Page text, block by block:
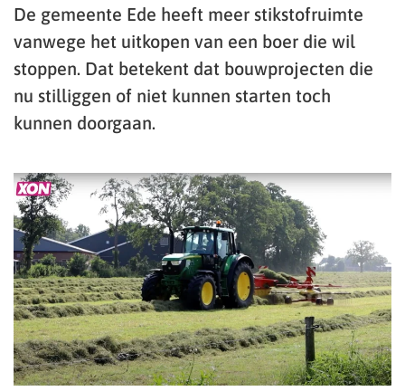
De gemeente Ede heeft meer stikstofruimte
vanwege het uitkopen van een boer die wil
stoppen. Dat betekent dat bouwprojecten die
nu stilliggen of niet kunnen starten toch
kunnen doorgaan.